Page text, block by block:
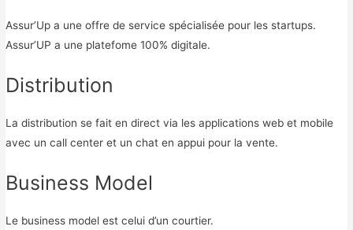
Assur’Up a une offre de service spécialisée pour les startups.
Assur’UP a une platefome 100% digitale.
Distribution
La distribution se fait en direct via les applications web et mobile
avec un call center et un chat en appui pour la vente.
Business Model
Le business model est celui d’un courtier.